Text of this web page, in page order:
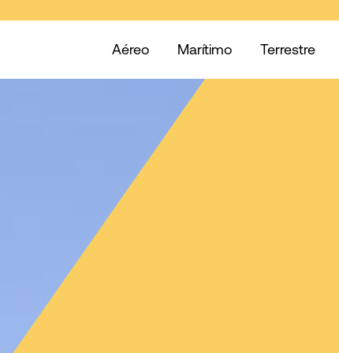
Aéreo Marítimo Terrestre